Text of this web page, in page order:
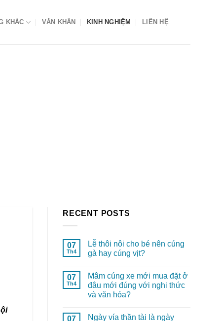
KHÁC VĂN KHẤN KINH NGHIỆM LIÊN HỆ
RECENT POSTS
07
Th4
Lễ thôi nôi cho bé nên cúng
gà hay cúng vịt?
07
Th4
Mâm cúng xe mới mua đặt ở
đâu mới đúng với nghi thức
và văn hóa?
07
Ngày vía thần tài là ngày